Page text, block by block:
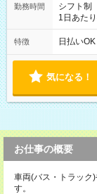
勤務時間
シフト制
1日あた
12時～21
特徴 日払い
気になる！
お仕事の概要
車両(バス・トラック
す。